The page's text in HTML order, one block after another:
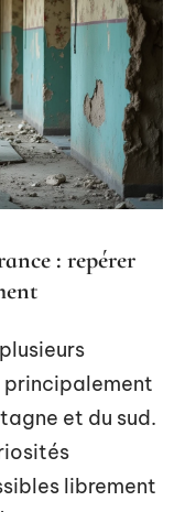
: repérer
principalement
et du sud.
librement